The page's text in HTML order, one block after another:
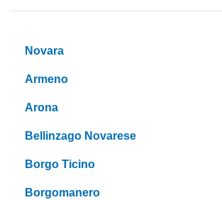
Novara
Armeno
Arona
Bellinzago Novarese
Borgo Ticino
Borgomanero